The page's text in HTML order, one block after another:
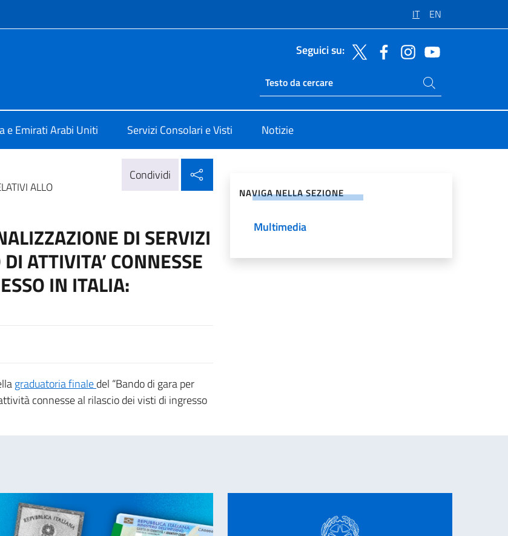
IT EN
Seguici su:
Ricerca sito live
Cerca nel sito
e Emirati Arabi Uniti Servizi Consolari e Visti Notizie
ALLO
Condividi
DI SERVIZI
ATTIVITA’ CONNESSE
IN ITALIA:
graduatoria finaledel “Bando di gara per
connesse al rilascio dei visti di ingresso
NAVIGA NELLA SEZIONE
Multimedia